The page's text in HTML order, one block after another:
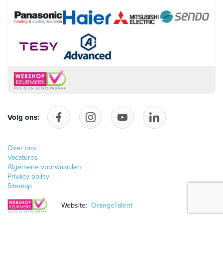
Volg ons: Volg ons op Facebook
follow_us_on_instagram
Volg ons op YouTube
Over ons
Vacatures
Algemene voorwaarden
Privacy policy
Sitemap
Website: OrangeTalent